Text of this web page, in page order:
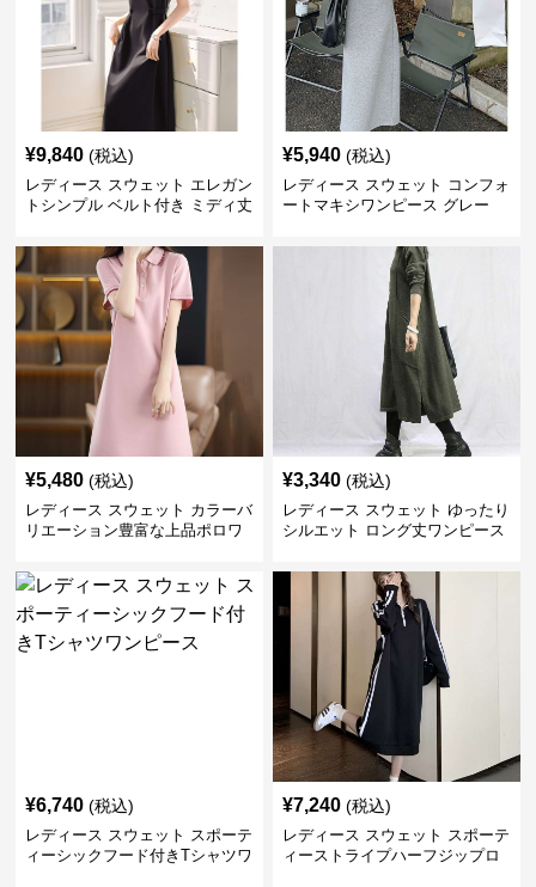
¥9,840 (税込)
レディース スウェット エレガン
トシンプル ベルト付き ミディ丈
¥5,940 (税込)
レディース スウェット コンフォ
ートマキシワンピース グレー
¥5,480 (税込)
レディース スウェット カラーバ
リエーション豊富な上品ポロワ
¥3,340 (税込)
レディース スウェット ゆったり
シルエット ロング丈ワンピース
¥6,740 (税込)
レディース スウェット スポーテ
ィーシックフード付きTシャツワ
¥7,240 (税込)
レディース スウェット スポーテ
ィーストライプハーフジップロ